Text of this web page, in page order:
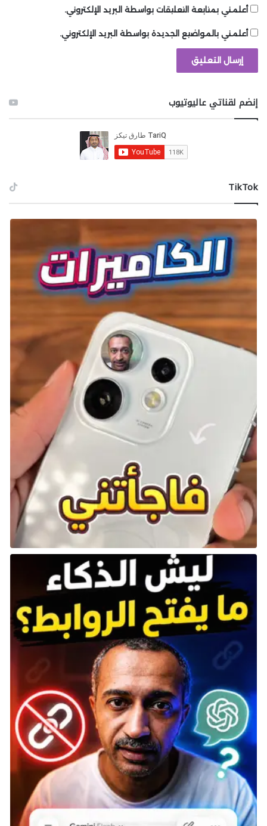
أعلمني بمتابعة التعليقات بواسطة البريد الإلكتروني.
أعلمني بالمواضيع الجديدة بواسطة البريد الإلكتروني.
إنضم لقناتي عاليوتيوب
‫TikTok